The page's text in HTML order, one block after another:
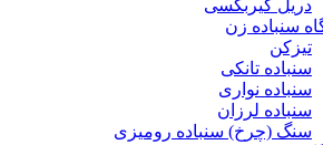
دریل گیربکسی
سنباده زن
تیزکن
سنباده تانکی
سنباده نواری
سنباده لرزان
سنگ (چرخ) سنباده رومیزی